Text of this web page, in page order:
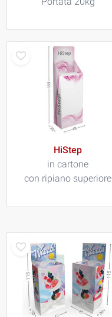
HiStep
in cartone
con ripiano superiore